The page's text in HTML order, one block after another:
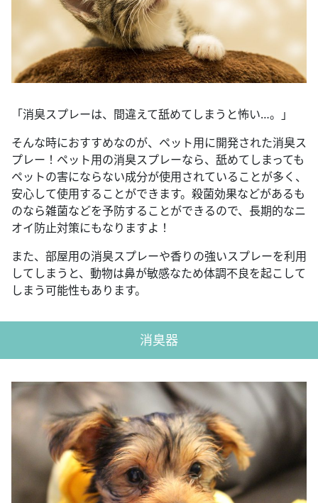
「消臭スプレーは、間違えて舐めてしまうと怖い…。」
そんな時におすすめなのが、ペット用に開発された消臭ス
プレー！ペット用の消臭スプレーなら、舐めてしまっても
ペットの害にならない成分が使用されていることが多く、
安心して使用することができます。殺菌効果などがあるも
のなら雑菌などを予防することができるので、長期的なニ
オイ防止対策にもなりますよ！
また、部屋用の消臭スプレーや香りの強いスプレーを利用
してしまうと、動物は鼻が敏感なため体調不良を起こして
しまう可能性もあります。
消臭器